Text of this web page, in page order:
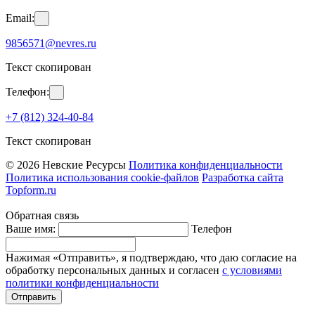
Email:
9856571@nevres.ru
Текст скопирован
Телефон:
+7 (812) 324-40-84
Текст скопирован
© 2026 Невские Ресурсы Политика конфиденциальности
Политика использования cookie-файлов Разработка сайта
Topform.ru
Обратная связь
Ваше имя:
Телефон
Нажимая «Отправить», я подтверждаю, что даю согласие на
обработку персональных данных и согласен с условиями
политики конфиденциальности
Отправить